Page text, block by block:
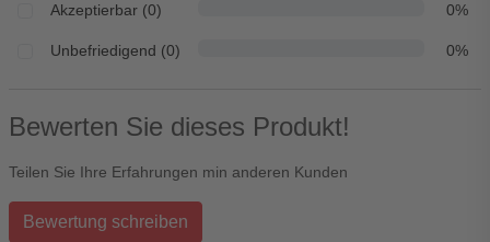
Akzeptierbar (0) 0%
Unbefriedigend (0) 0%
Bewerten Sie dieses Produkt!
Teilen Sie Ihre Erfahrungen min anderen Kunden
Bewertung schreiben